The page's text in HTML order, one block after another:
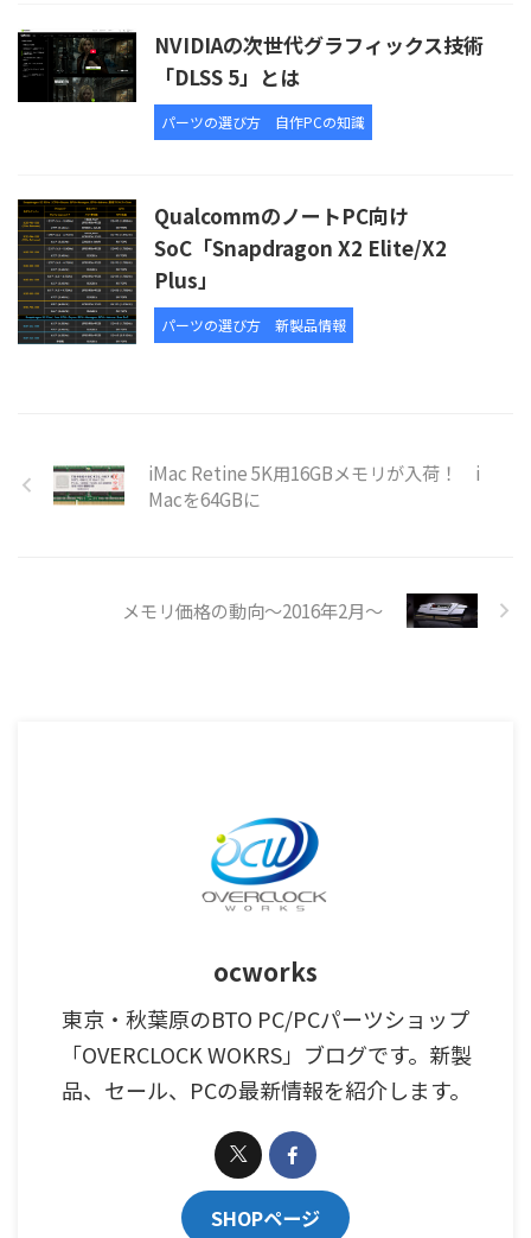
NVIDIAの次世代グラフィックス技術
「DLSS 5」とは
パーツの選び方 自作PCの知識
QualcommのノートPC向け
SoC「Snapdragon X2 Elite/X2
Plus」
パーツの選び方 新製品情報
iMac Retine 5K用16GBメモリが入荷！ i
Macを64GBに
メモリ価格の動向～2016年2月～
ocworks
東京・秋葉原のBTO PC/PCパーツショップ
「OVERCLOCK WOKRS」ブログです。新製
品、セール、PCの最新情報を紹介します。
SHOPページ